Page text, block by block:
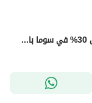
توين جراند هوم للبيع مع جاردن 165 متر بخصم يصل 30% في سوما باي البحر الاحمر